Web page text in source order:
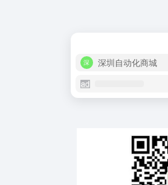
深圳自动化商城